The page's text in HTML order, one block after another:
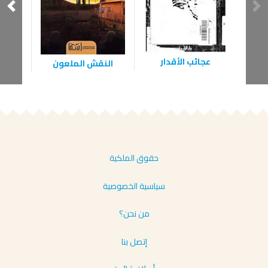
عجائب الأقدار النقش الملعون
حقوق الملكية
سياسية الخصوصية
من نحن؟
إتصل بنا